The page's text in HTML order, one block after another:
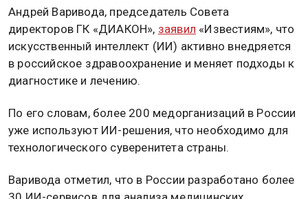
Андрей Варивода, председатель Совета
директоров ГК «ДИАКОН», заявил «Известиям», что
искусственный интеллект (ИИ) активно внедряется
в российское здравоохранение и меняет подходы к
диагностике и лечению.
По его словам, более 200 медорганизаций в России
уже используют ИИ-решения, что необходимо для
технологического суверенитета страны.
Варивода отметил, что в России разработано более